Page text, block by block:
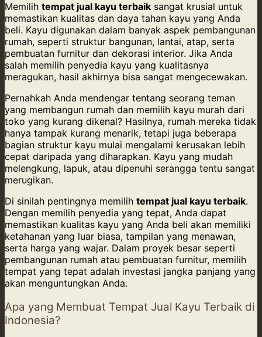
Memilih tempat jual kayu terbaik sangat krusial untuk
memastikan kualitas dan daya tahan kayu yang Anda
beli. Kayu digunakan dalam banyak aspek pembangunan
rumah, seperti struktur bangunan, lantai, atap, serta
pembuatan furnitur dan dekorasi interior. Jika Anda
salah memilih penyedia kayu yang kualitasnya
meragukan, hasil akhirnya bisa sangat mengecewakan.
Pernahkah Anda mendengar tentang seorang teman
yang membangun rumah dan memilih kayu murah dari
toko yang kurang dikenal? Hasilnya, rumah mereka tidak
hanya tampak kurang menarik, tetapi juga beberapa
bagian struktur kayu mulai mengalami kerusakan lebih
cepat daripada yang diharapkan. Kayu yang mudah
melengkung, lapuk, atau dipenuhi serangga tentu sangat
merugikan.
Di sinilah pentingnya memilih tempat jual kayu terbaik.
Dengan memilih penyedia yang tepat, Anda dapat
memastikan kualitas kayu yang Anda beli akan memiliki
ketahanan yang luar biasa, tampilan yang menawan,
serta harga yang wajar. Dalam proyek besar seperti
pembangunan rumah atau pembuatan furnitur, memilih
tempat yang tepat adalah investasi jangka panjang yang
akan menguntungkan Anda.
Apa yang Membuat Tempat Jual Kayu Terbaik di
Indonesia?